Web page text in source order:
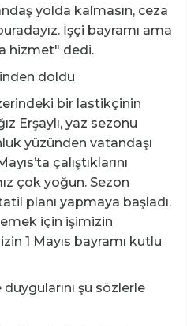
yolda kalmasın, ceza
İşçi bayramı ama
hizmet" dedi.
doldu
bir lastikçinin
Erşaylı, yaz sezonu
yüzünden vatandaşı
çalıştıklarını
çok yoğun. Sezon
planı yapmaya başladı.
için işimizin
1 Mayıs bayramı kutlu
şu sözlerle